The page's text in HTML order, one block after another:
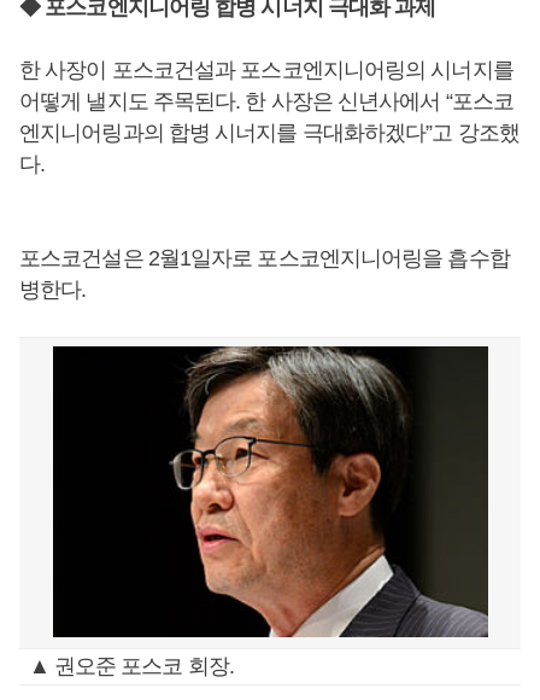
◆ 포스코엔지니어링 합병 시너지 극대화 과제
한 사장이 포스코건설과 포스코엔지니어링의 시너지를
어떻게 낼지도 주목된다. 한 사장은 신년사에서 “포스코
엔지니어링과의 합병 시너지를 극대화하겠다”고 강조했
다.
포스코건설은 2월1일자로 포스코엔지니어링을 흡수합
병한다.
▲ 권오준 포스코 회장.